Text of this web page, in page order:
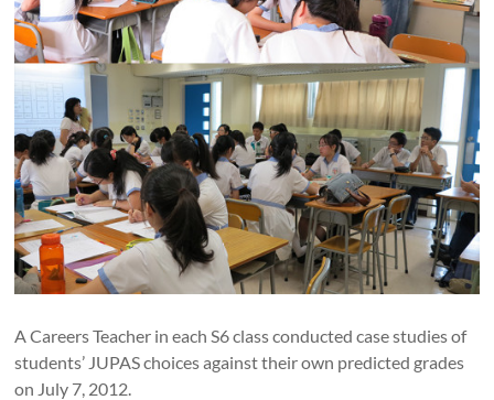
A Careers Teacher in each S6 class conducted case studies of
students’ JUPAS choices against their own predicted grades
on July 7, 2012.